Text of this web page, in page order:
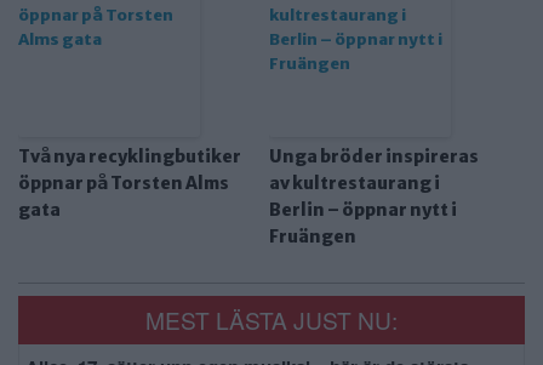
Två nya recyklingbutiker
öppnar på Torsten Alms
gata
Unga bröder inspireras
av kultrestaurang i
Berlin – öppnar nytt i
Fruängen
MEST LÄSTA JUST NU: